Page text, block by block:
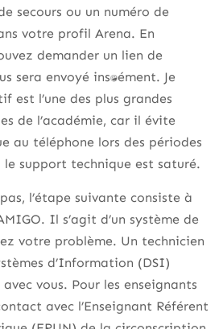
secours ou un numéro de
votre profil Arena. En
demander un lien de
envoyé instantanément. Je
est l’une des plus grandes
de l’académie, car il évite
au téléphone lors des périodes
support technique est saturé.
l’étape suivante consiste à
Il s’agit d’un système de
votre problème. Un technicien
d’Information (DSI)
vous. Pour les enseignants
avec l’Enseignant Référent